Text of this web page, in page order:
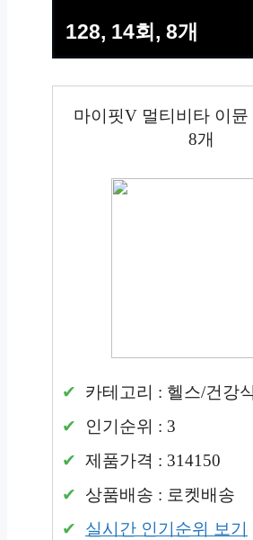
128, 14회, 8개
마이핏V 멀티비타 이뮨
8개
카테고리 : 헬스/건강
인기순위 : 3
제품가격 : 314150
상품배송 : 로켓배송
실시간 인기순위 보기